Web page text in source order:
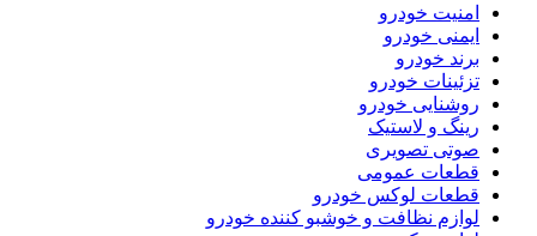
امنیت خودرو
ایمنی خودرو
برند خودرو
تزئینات خودرو
روشنایی خودرو
رینگ و لاستیک
صوتی تصویری
قطعات عمومی
قطعات لوکس خودرو
لوازم نظافت و خوشبو کننده خودرو